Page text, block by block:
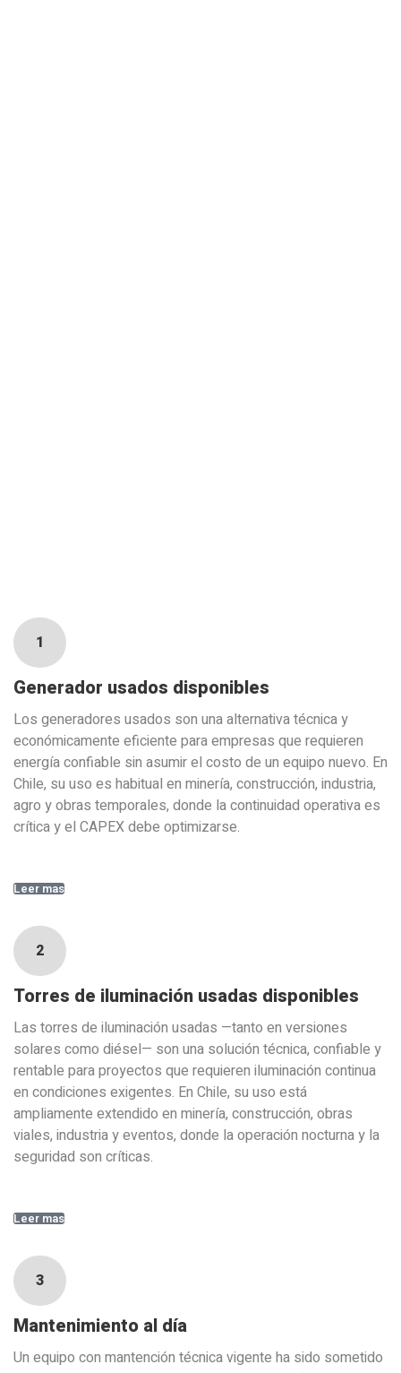
1
Generador usados disponibles
Los generadores usados son una alternativa técnica y
económicamente eficiente para empresas que requieren
energía confiable sin asumir el costo de un equipo nuevo. En
Chile, su uso es habitual en minería, construcción, industria,
agro y obras temporales, donde la continuidad operativa es
crítica y el CAPEX debe optimizarse.
Leer mas
2
Torres de iluminación usadas disponibles
Las torres de iluminación usadas —tanto en versiones
solares como diésel— son una solución técnica, confiable y
rentable para proyectos que requieren iluminación continua
en condiciones exigentes. En Chile, su uso está
ampliamente extendido en minería, construcción, obras
viales, industria y eventos, donde la operación nocturna y la
seguridad son críticas.
Leer mas
3
Mantenimiento al día
Un equipo con mantención técnica vigente ha sido sometido